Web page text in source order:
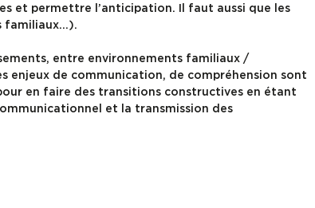
et permettre l’anticipation. Il faut aussi que les
familiaux…).
entre environnements familiaux /
enjeux de communication, de compréhension sont
en faire des transitions constructives en étant
et la transmission des